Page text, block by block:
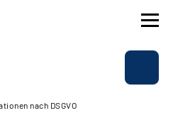
nach DSGVO